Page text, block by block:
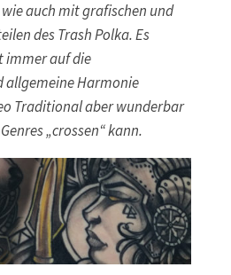
auch mit grafischen und
des Trash Polka. Es
immer auf die
allgemeine Harmonie
Traditional aber wunderbar
„crossen“ kann.